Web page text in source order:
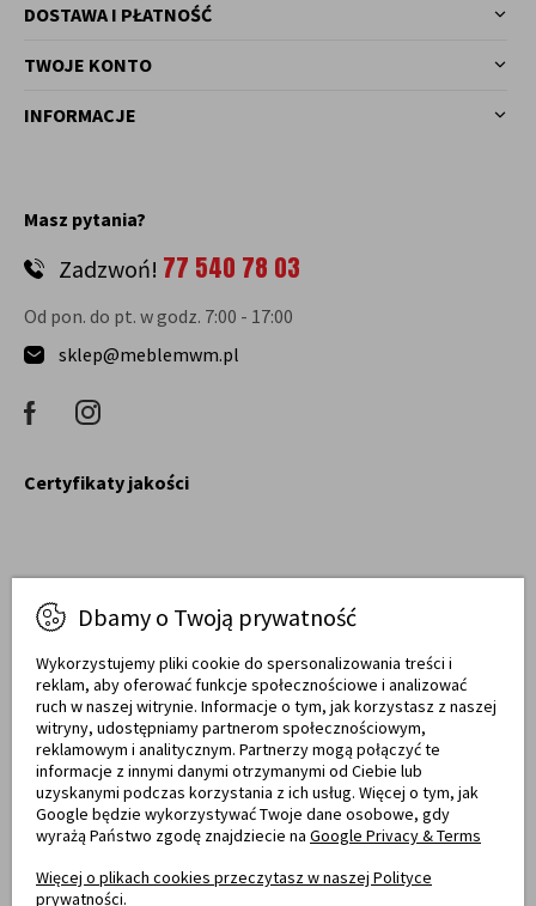
DOSTAWA I PŁATNOŚĆ
TWOJE KONTO
INFORMACJE
Masz pytania?
Zadzwoń! 77 540 78 03
Od pon. do pt. w godz. 7:00 - 17:00
sklep@meblemwm.pl
Certyfikaty jakości
Raty obsługują
Towary dostarczają
Opinie
Dbamy o Twoją prywatność
Wykorzystujemy pliki cookie do spersonalizowania treści i
reklam, aby oferować funkcje społecznościowe i analizować
ruch w naszej witrynie. Informacje o tym, jak korzystasz z naszej
witryny, udostępniamy partnerom społecznościowym,
reklamowym i analitycznym. Partnerzy mogą połączyć te
informacje z innymi danymi otrzymanymi od Ciebie lub
uzyskanymi podczas korzystania z ich usług. Więcej o tym, jak
Google będzie wykorzystywać Twoje dane osobowe, gdy
wyrażą Państwo zgodę znajdziecie na Google Privacy & Terms
Więcej o plikach cookies przeczytasz w naszej Polityce
prywatności.